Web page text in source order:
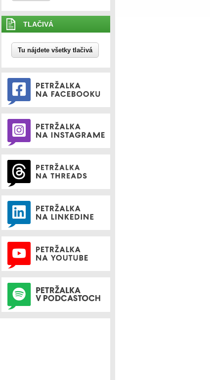
TLAČIVÁ
Tu nájdete všetky tlačivá